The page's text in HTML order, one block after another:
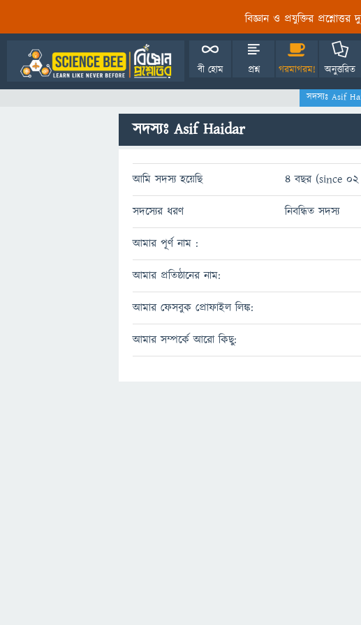
বিজ্ঞান ও প্রযুক্তির
বী হোম প্রশ্ন গরমাগরম! অনুত্তরিত
সদস্যঃ Asif
সদস্যঃ Asif Haidar
আমি সদস্য হয়েছি 4 বছর (since 02
সদস্যের ধরণ নিবন্ধিত সদস্য
আমার পূর্ণ নাম :
আমার প্রতিষ্ঠানের নাম:
আমার ফেসবুক প্রোফাইল লিঙ্ক:
আমার সম্পর্কে আরো কিছু: